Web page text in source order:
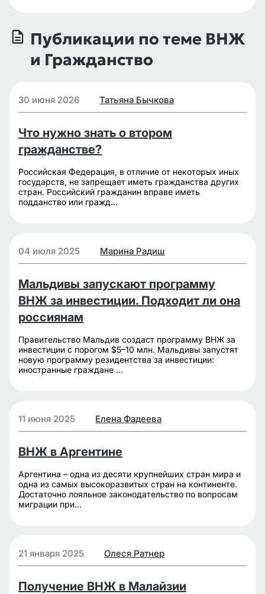
Публикации по теме ВНЖ
и Гражданство
30 июня 2026 Татьяна Бычкова
Что нужно знать о втором
гражданстве?
Российская Федерация, в отличие от некоторых иных
государств, не запрещает иметь гражданства других
стран. Российский гражданин вправе иметь
подданство или гражд...
04 июля 2025 Марина Радиш
Мальдивы запускают программу
ВНЖ за инвестиции. Подходит ли она
россиянам
Правительство Мальдив создаст программу ВНЖ за
инвестиции с порогом $5–10 млн. Мальдивы запустят
новую программу резидентства за инвестиции:
иностранные граждане ...
11 июня 2025 Елена Фадеева
ВНЖ в Аргентине
Аргентина – одна из десяти крупнейших стран мира и
одна из самых высокоразвитых стран на континенте.
Достаточно лояльное законодательство по вопросам
миграции при...
21 января 2025 Олеся Ратнер
Получение ВНЖ в Малайзии